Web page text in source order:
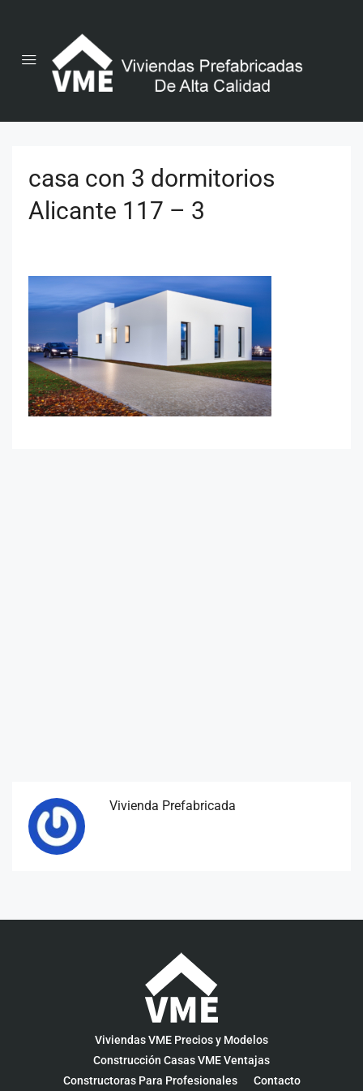
casa con 3 dormitorios
Alicante 117 – 3
Vivienda Prefabricada
Viviendas VME Precios y Modelos
Construcción Casas VME Ventajas
Constructoras Para Profesionales
Contacto